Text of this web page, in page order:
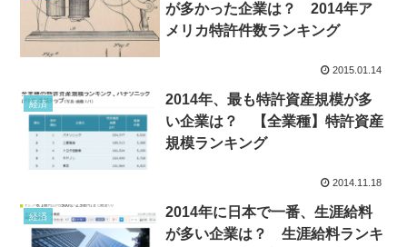
が多かった企業は？ 2014年ア
メリカ特許件数ランキング
2015.01.14
経済
2014年、最も特許資産規模が多
い企業は？ 【全業種】特許資産
規模ランキング
2014.11.18
経済
2014年に日本で一番、生涯給料
が多い企業は？ 生涯給料ランキ